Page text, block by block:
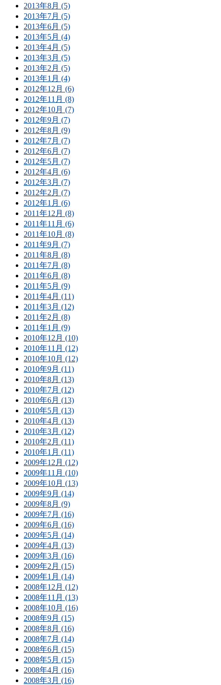
2013年8月 (5)
2013年7月 (5)
2013年6月 (5)
2013年5月 (4)
2013年4月 (5)
2013年3月 (5)
2013年2月 (5)
2013年1月 (4)
2012年12月 (6)
2012年11月 (8)
2012年10月 (7)
2012年9月 (7)
2012年8月 (9)
2012年7月 (7)
2012年6月 (7)
2012年5月 (7)
2012年4月 (6)
2012年3月 (7)
2012年2月 (7)
2012年1月 (6)
2011年12月 (8)
2011年11月 (6)
2011年10月 (8)
2011年9月 (7)
2011年8月 (8)
2011年7月 (8)
2011年6月 (8)
2011年5月 (9)
2011年4月 (11)
2011年3月 (12)
2011年2月 (8)
2011年1月 (9)
2010年12月 (10)
2010年11月 (12)
2010年10月 (12)
2010年9月 (11)
2010年8月 (13)
2010年7月 (12)
2010年6月 (13)
2010年5月 (13)
2010年4月 (13)
2010年3月 (12)
2010年2月 (11)
2010年1月 (11)
2009年12月 (12)
2009年11月 (10)
2009年10月 (13)
2009年9月 (14)
2009年8月 (9)
2009年7月 (16)
2009年6月 (16)
2009年5月 (14)
2009年4月 (13)
2009年3月 (16)
2009年2月 (15)
2009年1月 (14)
2008年12月 (12)
2008年11月 (13)
2008年10月 (16)
2008年9月 (15)
2008年8月 (16)
2008年7月 (14)
2008年6月 (15)
2008年5月 (15)
2008年4月 (16)
2008年3月 (16)